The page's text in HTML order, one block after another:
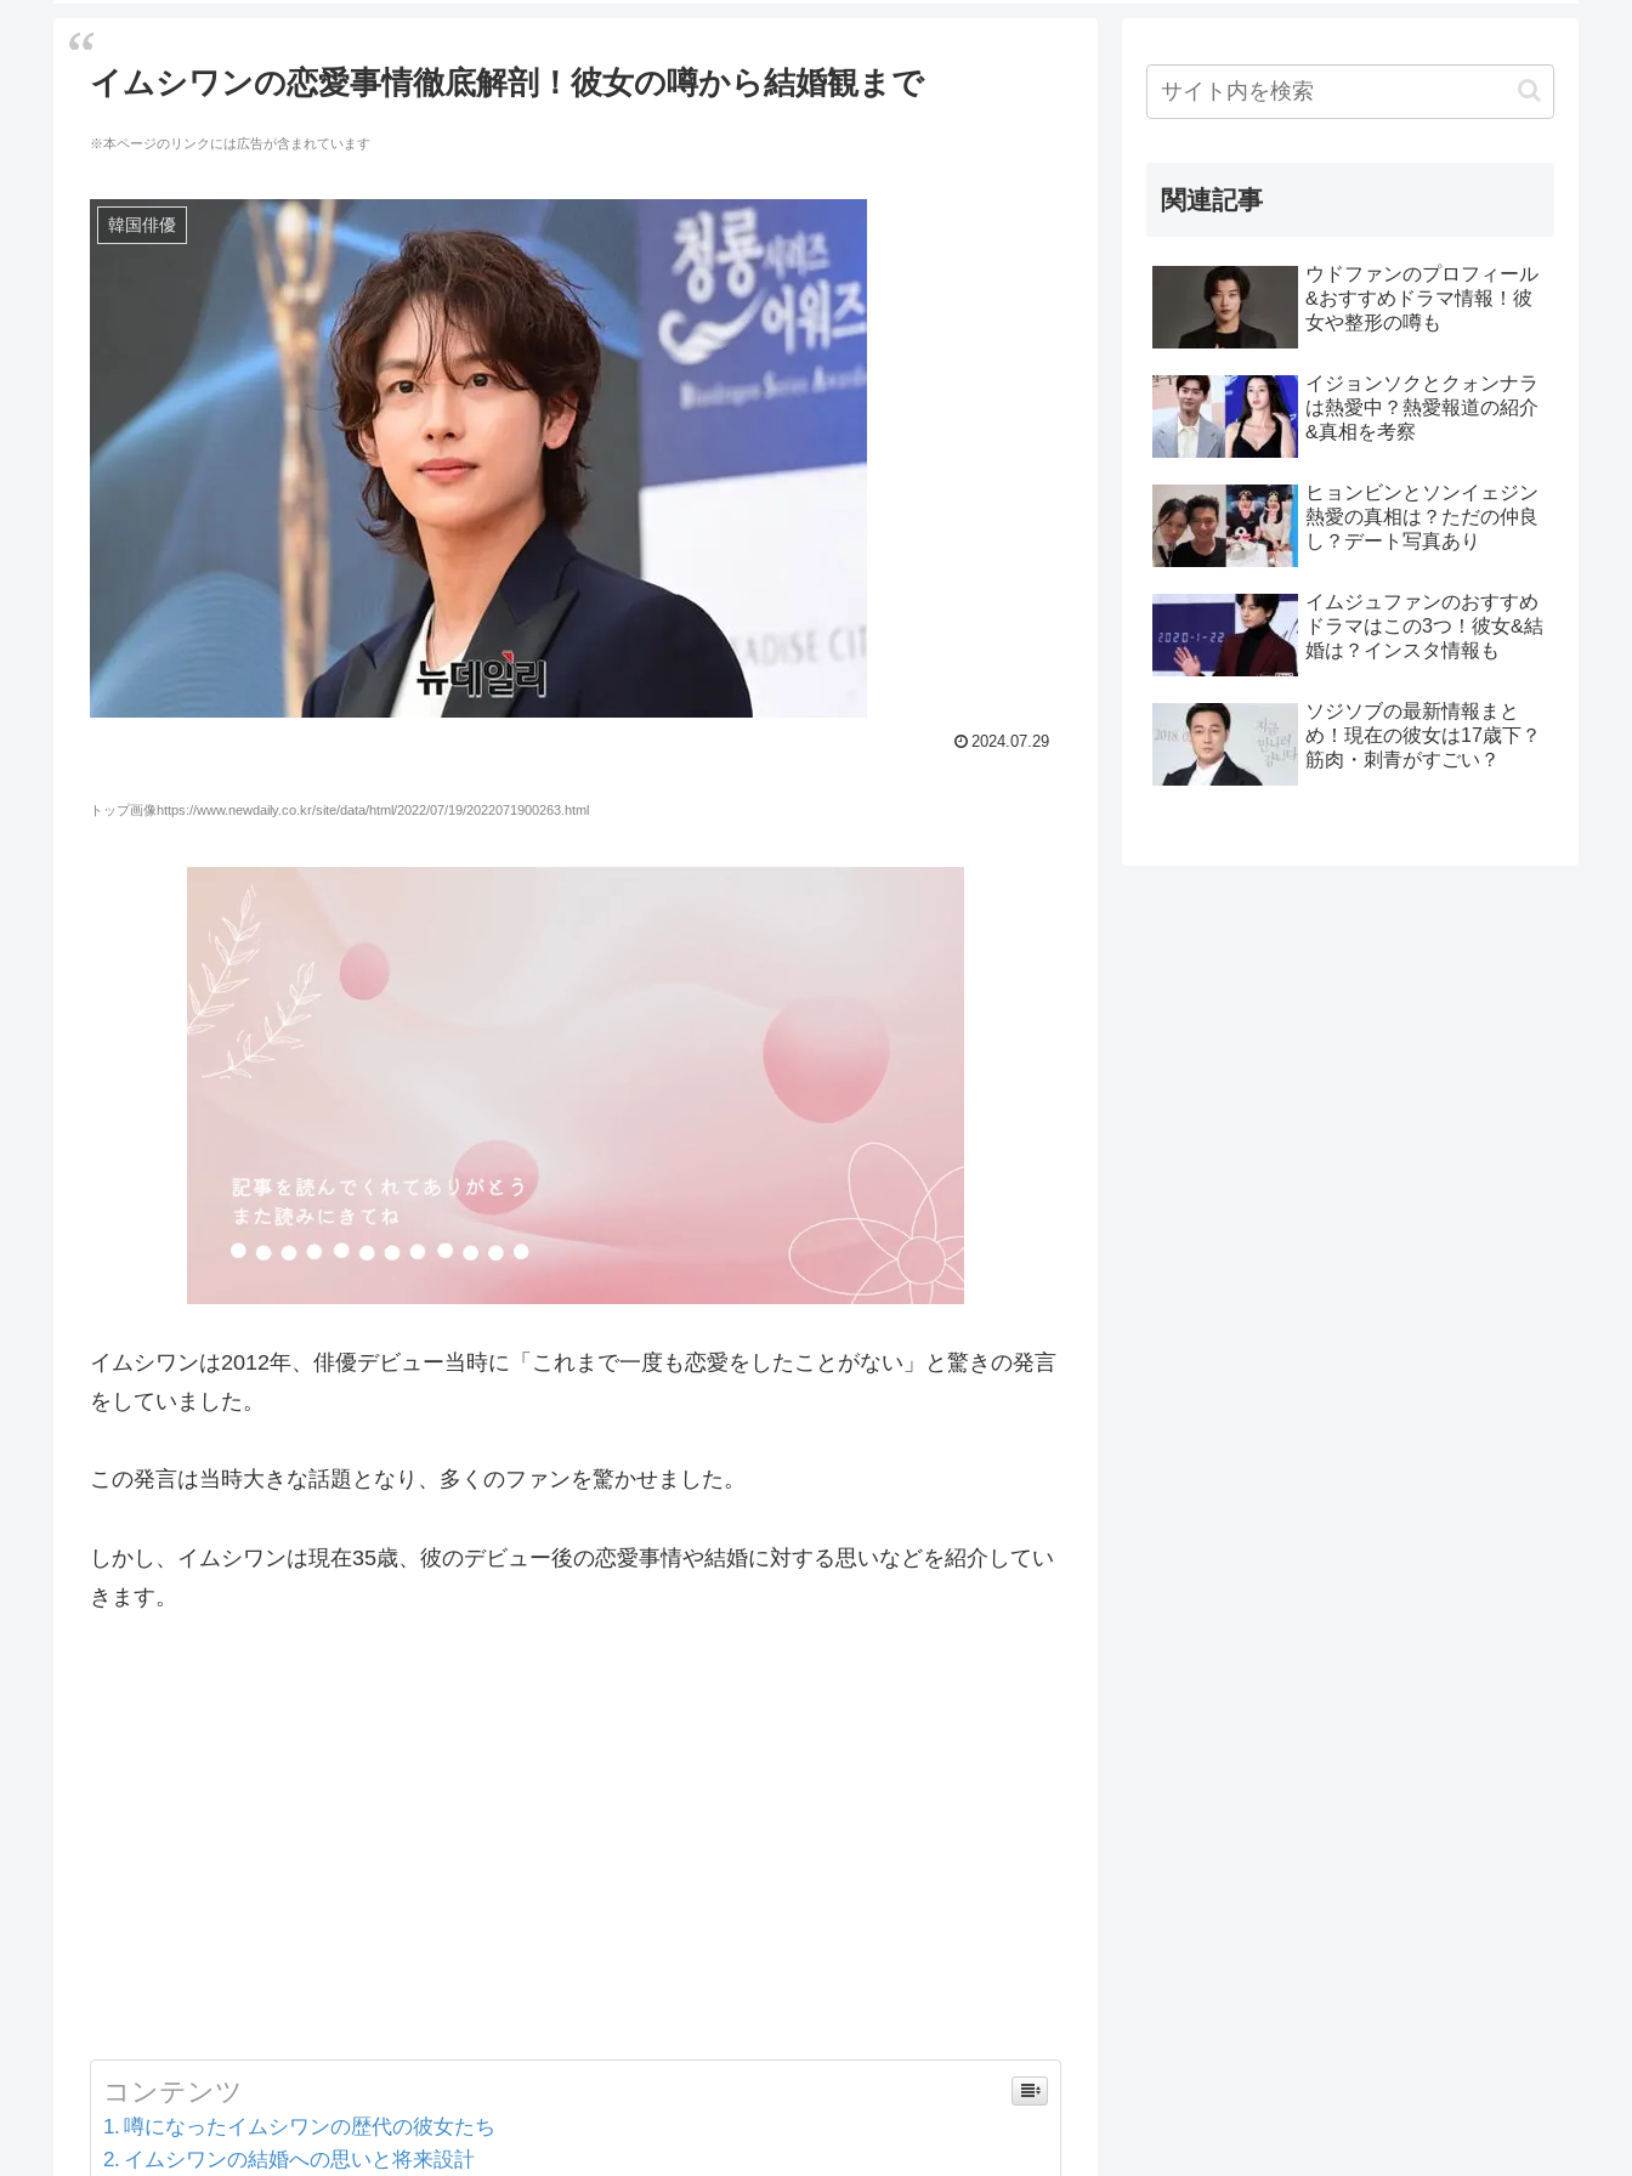
イムシワンの恋愛事情徹底解剖！彼女の噂から結婚観まで
※本ページのリンクには広告が含まれています
韓国俳優
2024.07.29
トップ画像https://www.newdaily.co.kr/site/data/html/2022/07/19/2022071900263.html
イムシワンは2012年、俳優デビュー当時に「これまで一度も恋愛をしたことがない」と驚きの発言
をしていました。
この発言は当時大きな話題となり、多くのファンを驚かせました。
しかし、イムシワンは現在35歳、彼のデビュー後の恋愛事情や結婚に対する思いなどを紹介してい
きます。
コンテンツ
噂になったイムシワンの歴代の彼女たち
イムシワンの結婚への思いと将来設計
関連記事
ウドファンのプロフィール
&おすすめドラマ情報！彼
女や整形の噂も
イジョンソクとクォンナラ
は熱愛中？熱愛報道の紹介
&真相を考察
ヒョンビンとソンイェジン
熱愛の真相は？ただの仲良
し？デート写真あり
イムジュファンのおすすめ
ドラマはこの3つ！彼女&結
婚は？インスタ情報も
ソジソブの最新情報まと
め！現在の彼女は17歳下？
筋肉・刺青がすごい？